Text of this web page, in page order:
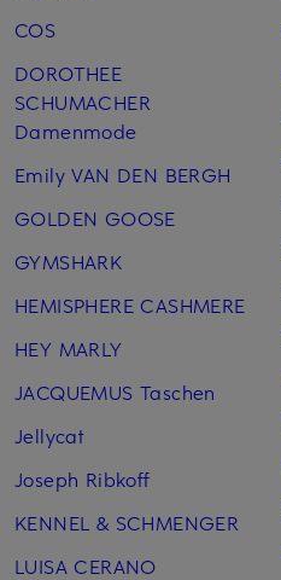
COS
DOROTHEE
SCHUMACHER
Damenmode
Emily VAN DEN BERGH
GOLDEN GOOSE
GYMSHARK
HEMISPHERE CASHMERE
HEY MARLY
JACQUEMUS Taschen
Jellycat
Joseph Ribkoff
KENNEL & SCHMENGER
LUISA CERANO